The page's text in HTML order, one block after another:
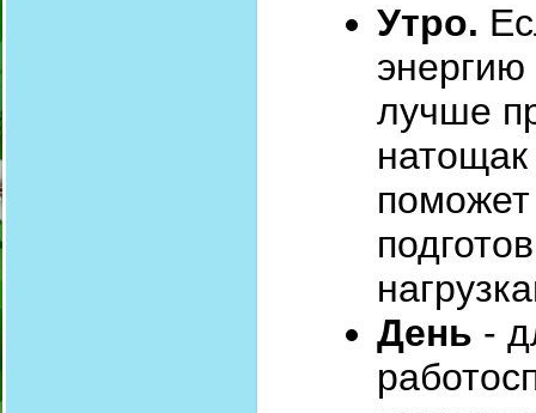
Утро.
энергию
лучше
поможет
День -